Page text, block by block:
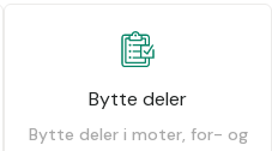
Bytte deler
Bytte deler i moter, for- og